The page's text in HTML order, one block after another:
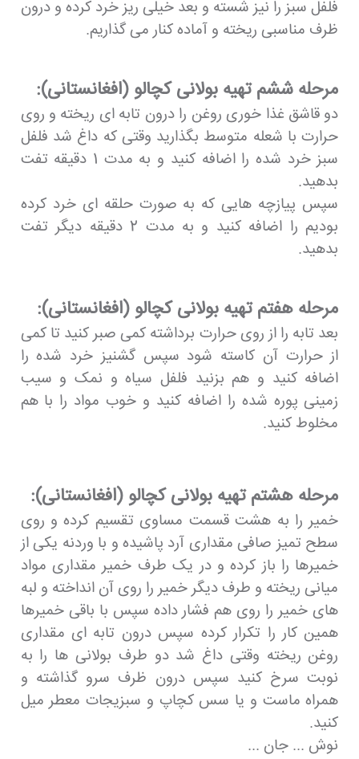
فلفل سبز را نیز شسته و بعد خیلی ریز خرد کرده و درون
ظرف مناسبی ریخته و آماده کنار می گذاریم.
مرحله ششم تهیه بولانی کچالو (افغانستانی):
دو قاشق غذا خوری روغن را درون تابه ای ریخته و روی
حرارت با شعله متوسط بگذارید وقتی که داغ شد فلفل
سبز خرد شده را اضافه کنید و به مدت 1 دقیقه تفت
بدهید.
سپس پیازچه هایی که به صورت حلقه ای خرد کرده
بودیم را اضافه کنید و به مدت 2 دقیقه دیگر تفت
بدهید.
مرحله هفتم تهیه بولانی کچالو (افغانستانی):
بعد تابه را از روی حرارت برداشته کمی صبر کنید تا کمی
از حرارت آن کاسته شود سپس گشنیز خرد شده را
اضافه کنید و هم بزنید فلفل سیاه و نمک و سیب
زمینی پوره شده را اضافه کنید و خوب مواد را با هم
مخلوط کنید.
مرحله هشتم تهیه بولانی کچالو (افغانستانی):
خمیر را به هشت قسمت مساوی تقسیم کرده و روی
سطح تمیز صافی مقداری آرد پاشیده و با وردنه یکی از
خمیرها را باز کرده و در یک طرف خمیر مقداری مواد
میانی ریخته و طرف دیگر خمیر را روی آن انداخته و لبه
های خمیر را روی هم فشار داده سپس با باقی خمیرها
همین کار را تکرار کرده سپس درون تابه ای مقداری
روغن ریخته وقتی داغ شد دو طرف بولانی ها را به
نوبت سرخ کنید سپس درون ظرف سرو گذاشته و
همراه ماست و یا سس کچاپ و سبزیجات معطر میل
کنید.
نوش ... جان ...